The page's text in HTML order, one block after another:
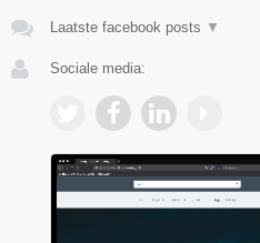
Laatste facebook posts ▼
Sociale media: